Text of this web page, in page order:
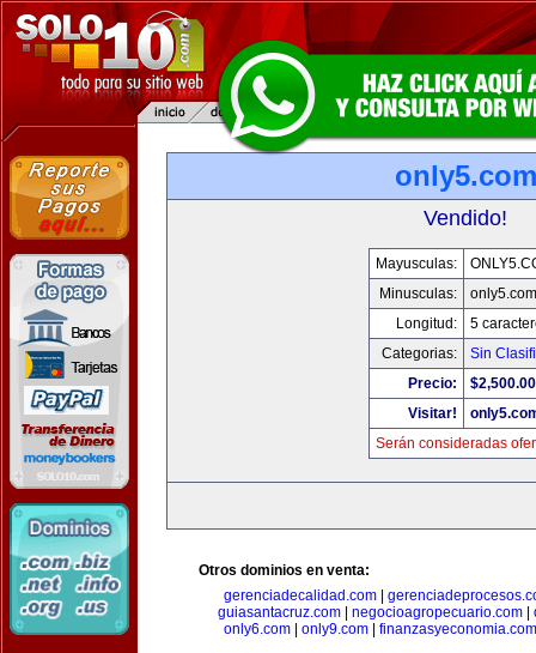
only5.com
Vendido!
Mayusculas:
Minusculas:
only5.com
Longitud:
5
Categorias:
Sin
Precio:
$2,500.00
Visitar!
Serán consideradas
Otros dominios en venta:
gerenciadecalidad.com|
guiasantacruz.com
negocioagropecuario.com
only6.com| only9.com| finanzasyeconomia.com